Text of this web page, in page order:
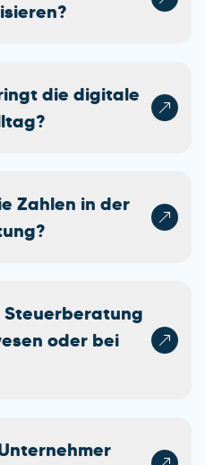
die digitale
Zahlen in der
Steuerberatung
oder bei